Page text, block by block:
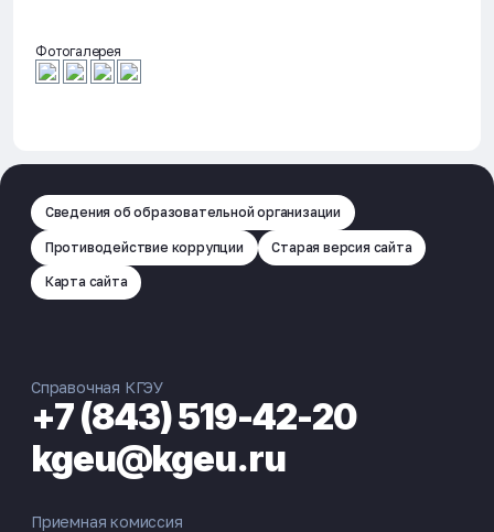
Фотогалерея
Сведения об образовательной организации
Противодействие коррупции Старая версия сайта
Карта сайта
Справочная КГЭУ
+7 (843) 519-42-20
kgeu@kgeu.ru
Приемная комиссия